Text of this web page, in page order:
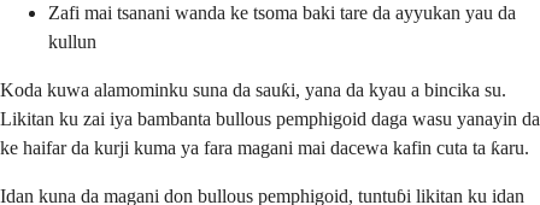
Zafi mai tsanani wanda ke tsoma baki tare da ayyukan yau da
kullun
Koda kuwa alamominku suna da sauƙi, yana da kyau a bincika su.
Likitan ku zai iya bambanta bullous pemphigoid daga wasu yanayin da
ke haifar da kurji kuma ya fara magani mai dacewa kafin cuta ta ƙaru.
Idan kuna da magani don bullous pemphigoid, tuntuɓi likitan ku idan